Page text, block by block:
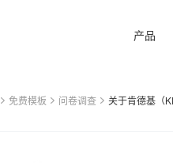
产品
免费模板 问卷调查 关于肯德基（